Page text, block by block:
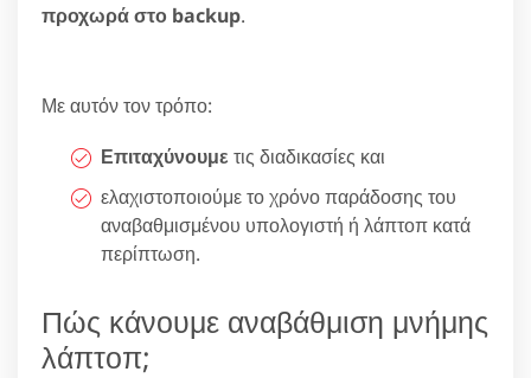
προχωρά στο backup.
Με αυτόν τον τρόπο:
Επιταχύνουμε τις διαδικασίες και
ελαχιστοποιούμε το χρόνο παράδοσης του
αναβαθμισμένου υπολογιστή ή λάπτοπ κατά
περίπτωση.
Πώς κάνουμε αναβάθμιση μνήμης
λάπτοπ;